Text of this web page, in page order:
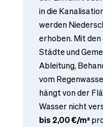
in die
werden
erhoben. Mit
Städte und
Ableitung,
vom
hängt von der
Wasser nicht
bis 2,00 €/m²